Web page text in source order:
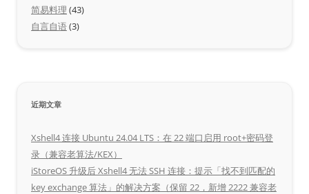
简易料理 (43)
自言自语(3)
近期文章
Xshell4 连接 Ubuntu 24.04 LTS：在 22 端口启用 root+密码登
录（兼容老算法/KEX）
iStoreOS 升级后 Xshell4 无法 SSH 连接：提示「找不到匹配的
key exchange 算法」的解决方案（保留 22，新增 2222 兼容老